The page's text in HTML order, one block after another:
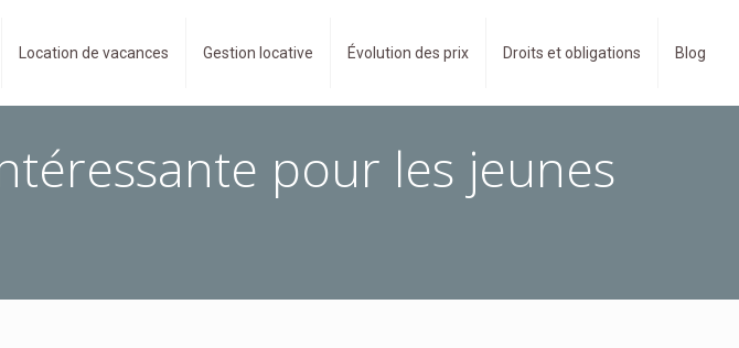
Location de vacances Gestion locative Évolution des prix Droits et obligations Blog
pour les jeunes